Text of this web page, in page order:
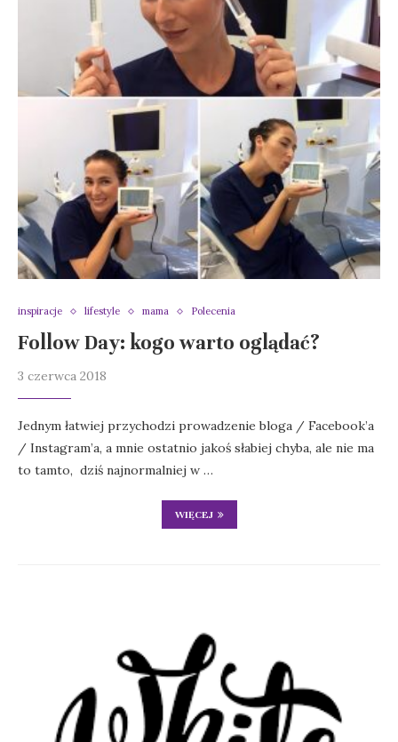
inspiracje lifestyle mama Polecenia
Follow Day: kogo warto oglądać?
3 czerwca 2018
Jednym łatwiej przychodzi prowadzenie bloga / Facebook’a
/ Instagram’a, a mnie ostatnio jakoś słabiej chyba, ale nie ma
to tamto, dziś najnormalniej w …
WIĘCEJ